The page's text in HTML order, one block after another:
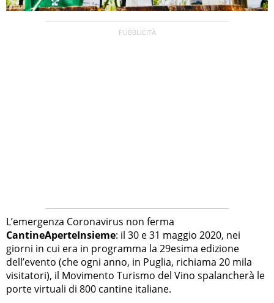
L’emergenza Coronavirus non ferma
CantineAperteInsieme: il 30 e 31 maggio 2020, nei
giorni in cui era in programma la 29esima edizione
dell’evento (che ogni anno, in Puglia, richiama 20 mila
visitatori), il Movimento Turismo del Vino spalancherà le
porte virtuali di 800 cantine italiane.